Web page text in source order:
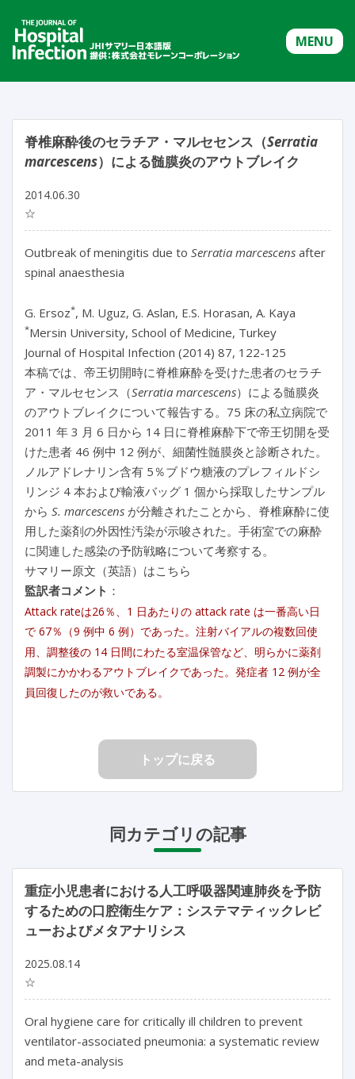
MENU
脊椎麻酔後のセラチア・マルセセンス（Serratia
marcescens）による髄膜炎のアウトブレイク
2014.06.30
☆
Outbreak of meningitis due to Serratia marcescens after
spinal anaesthesia
G. Ersoz*, M. Uguz, G. Aslan, E.S. Horasan, A. Kaya
*Mersin University, School of Medicine, Turkey
Journal of Hospital Infection (2014) 87, 122-125
本稿では、帝王切開時に脊椎麻酔を受けた患者のセラチ
ア・マルセセンス（Serratia marcescens）による髄膜炎
のアウトブレイクについて報告する。75 床の私立病院で
2011 年 3 月 6 日から 14 日に脊椎麻酔下で帝王切開を受
けた患者 46 例中 12 例が、細菌性髄膜炎と診断された。
ノルアドレナリン含有 5％ブドウ糖液のプレフィルドシ
リンジ 4 本および輸液バッグ 1 個から採取したサンプル
から S. marcescens が分離されたことから、脊椎麻酔に使
用した薬剤の外因性汚染が示唆された。手術室での麻酔
に関連した感染の予防戦略について考察する。
サマリー原文（英語）はこちら
監訳者コメント ：
Attack rateは26％、1 日あたりの attack rate は一番高い日
で 67％（9 例中 6 例）であった。注射バイアルの複数回使
用、調整後の 14 日間にわたる室温保管など、明らかに薬剤
調製にかかわるアウトブレイクであった。発症者 12 例が全
員回復したのが救いである。
トップに戻る
同カテゴリの記事
重症小児患者における人工呼吸器関連肺炎を予防
するための口腔衛生ケア：システマティックレビ
ューおよびメタアナリシス
2025.08.14
☆
Oral hygiene care for critically ill children to prevent
ventilator-associated pneumonia: a systematic review
and meta-analysis